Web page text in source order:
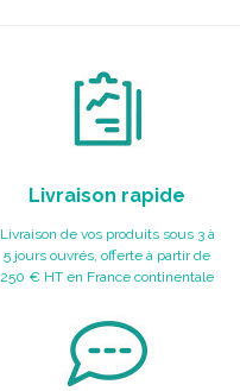
Livraison rapide
Livraison de vos produits sous 3 à
5 jours ouvrés, offerte à partir de
250 € HT en France continentale